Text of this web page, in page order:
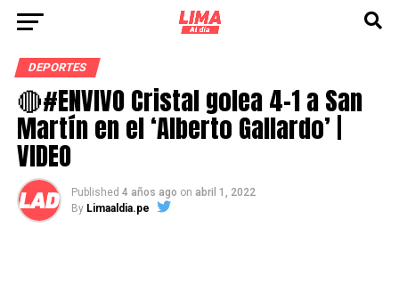
DEPORTES
🔴#ENVIVO Cristal golea 4-1 a San
Martín en el ‘Alberto Gallardo’ |
VIDEO
Published 4 años ago on abril 1, 2022
By Limaaldia.pe